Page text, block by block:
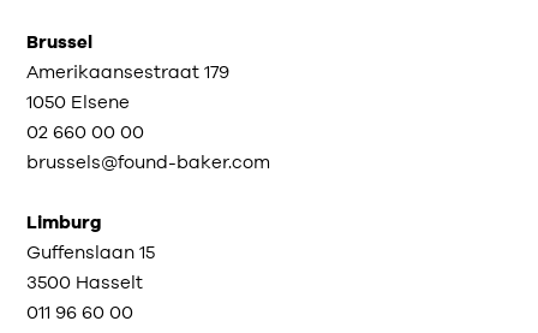
Brussel
Amerikaansestraat 179
1050 Elsene
02 660 00 00
brussels@found-baker.com
Limburg
Guffenslaan 15
3500 Hasselt
011 96 60 00